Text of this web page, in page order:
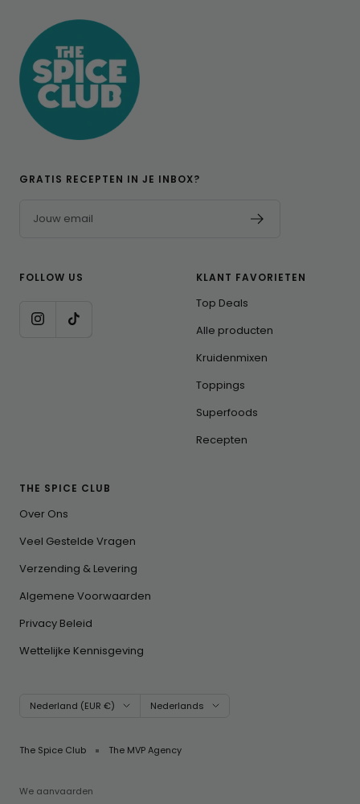
GRATIS RECEPTEN IN JE INBOX?
Jouw email
FOLLOW US KLANT FAVORIETEN
Top Deals
Alle producten
Kruidenmixen
Toppings
Superfoods
Recepten
THE SPICE CLUB
Over Ons
Veel Gestelde Vragen
Verzending & Levering
Algemene Voorwaarden
Privacy Beleid
Wettelijke Kennisgeving
Land/regio
Nederland (EUR €) Taal
Nederlands
The Spice Club The MVP Agency
We aanvaarden